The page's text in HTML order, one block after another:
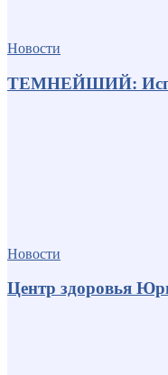
Новости
ТЕМНЕЙШИЙ:
Новости
Центр здоровья